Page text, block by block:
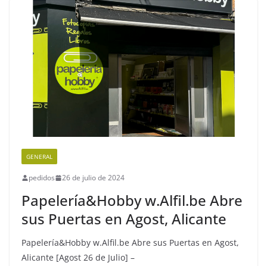
GENERAL
pedidos 26 de julio de 2024
Papelería&Hobby w.Alfil.be Abre
sus Puertas en Agost, Alicante
Papelería&Hobby w.Alfil.be Abre sus Puertas en Agost,
Alicante [Agost 26 de Julio] –